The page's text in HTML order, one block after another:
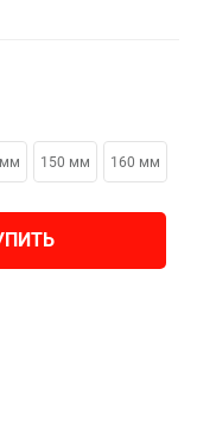
150 мм 160 мм